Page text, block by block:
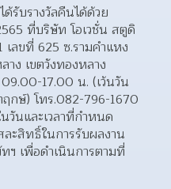
รับรางวัลคืนได้ด้วย
ที่บริษัท โอเวชั่น สตูดิ
ลขที่ 625 ซ.รามคำแหง
าง เขตวังทองหลาง
17.00 น. (เว้นวัน
วันและเวลาที่กำหนด
ละสิทธิ์ในการรับผลงาน
เพื่อดำเนินการตามที่